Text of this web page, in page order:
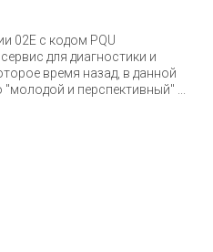
02E c кодом PQU
для диагностики и
время назад, в данной
и перспективный" ...